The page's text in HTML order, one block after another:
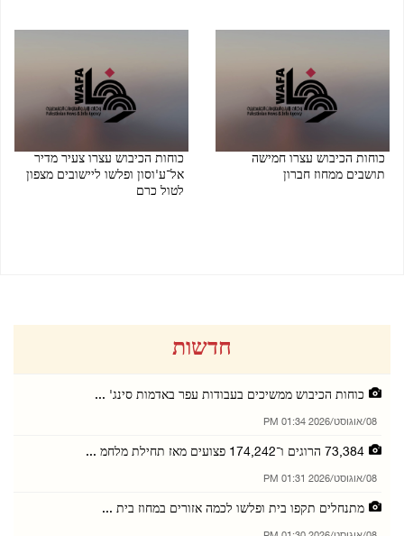
כוחות הכיבוש עצרו חמישה
תושבים ממחוז חברון
כוחות הכיבוש עצרו צעיר מדיר
אל־ע'וסון ופלשו ליישובים מצפון
לטול כרם
חדשות
כוחות הכיבוש ממשיכים בעבודות עפר באדמות סינג' ...
08/אוגוסט/2026 01:34 PM
73,384 הרוגים ו־174,242 פצועים מאז תחילת מלחמ ...
08/אוגוסט/2026 01:31 PM
מתנחלים תקפו בית ופלשו לכמה אזורים במחוז בית ...